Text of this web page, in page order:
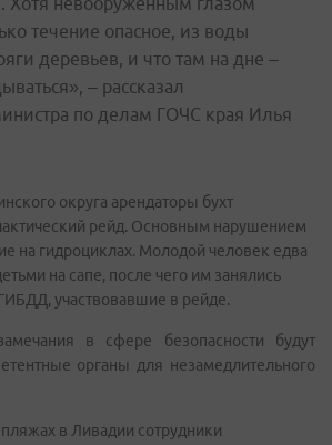
течение опасное, из воды
деревьев, и что там на дне –
– рассказал
по делам ГОЧС края Илья
округа арендаторы бухт
рейд. Основным нарушением
на гидроциклах. Молодой человек едва
на сапе, после чего им занялись
участвовавшие в рейде.
в сфере безопасности будут
органы для незамедлительного
в Ливадии сотрудники